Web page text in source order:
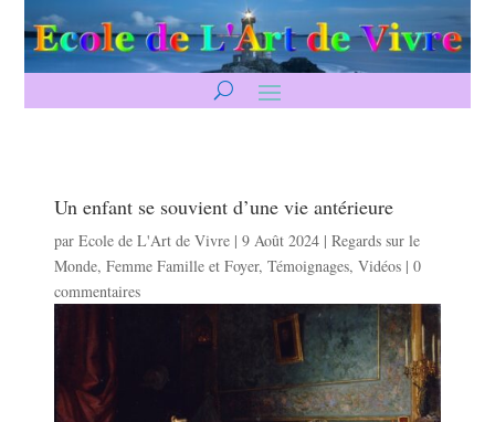
Un enfant se souvient d’une vie antérieure
parEcole de L'Art de Vivre |9 Août 2024 |Regards sur le
Monde,Femme Famille et Foyer,Témoignages,Vidéos |0
commentaires